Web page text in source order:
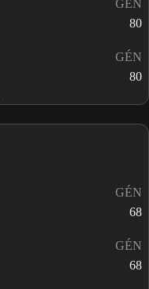
GÉN
80
GÉN
80
GÉN
68
GÉN
68